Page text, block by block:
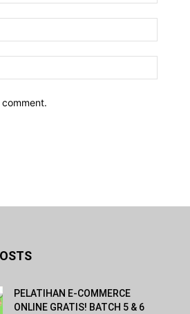
PELATIHAN E-COMMERCE
ONLINE GRATIS! BATCH 5 & 6